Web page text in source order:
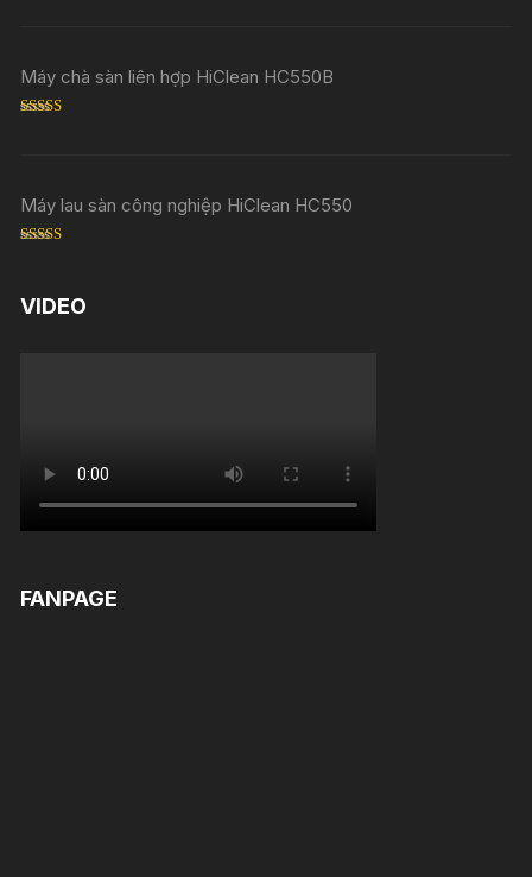
Máy chà sàn liên hợp HiClean HC550B
Máy lau sàn công nghiệp HiClean HC550
VIDEO
FANPAGE